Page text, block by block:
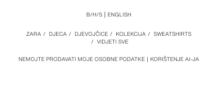
NEMOJTE PRODAVATI MOJE OSOBNE PODATKE KORIŠTENJE AI-JA
ZARA / DJECA / DJEVOJČICE / KOLEKCIJA / SWEATSHIRTS
/ VIDJETI SVE
B/H/S ENGLISH